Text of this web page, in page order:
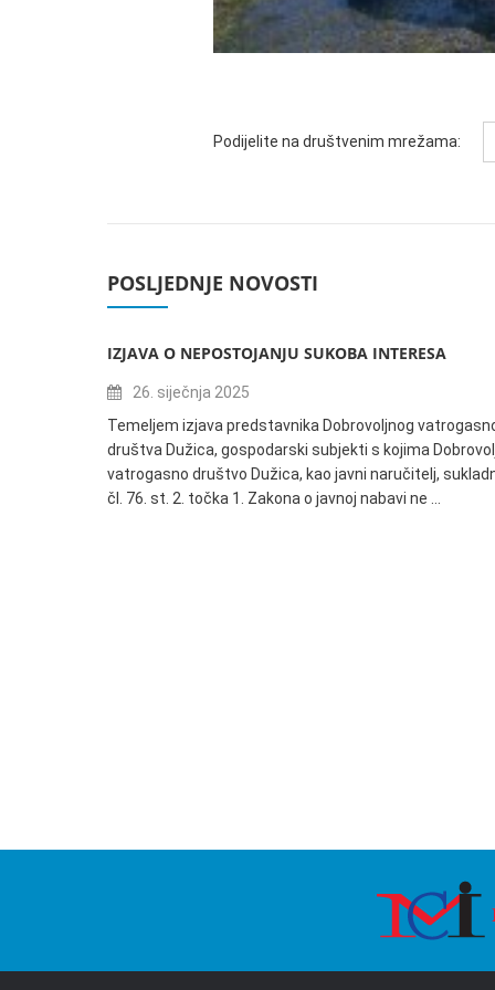
Podijelite na društvenim mrežama:
POSLJEDNJE NOVOSTI
IZJAVA O NEPOSTOJANJU SUKOBA INTERESA
26. siječnja 2025
Temeljem izjava predstavnika Dobrovoljnog
društva Dužica, gospodarski subjekti s kojima
vatrogasno društvo Dužica, kao javni naručitelj,
čl. 76. st. 2. točka 1. Zakona o javnoj nabavi ne …